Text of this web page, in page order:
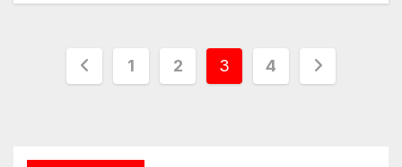
Posts
1 2 3 4